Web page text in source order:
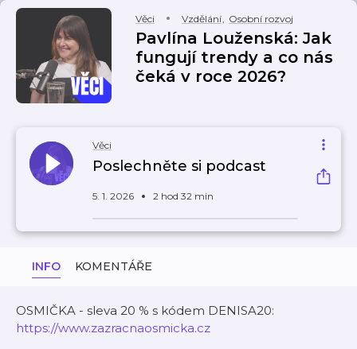
Věci Vzdělání, Osobní rozvoj
Pavlína Louženská: Jak
fungují trendy a co nás
čeká v roce 2026?
Věci
Poslechněte si podcast
5. 1. 2026 2 hod 32 min
INFO KOMENTÁŘE
OSMIČKA - sleva 20 % s kódem DENISA20:
https://www.zazracnaosmicka.cz